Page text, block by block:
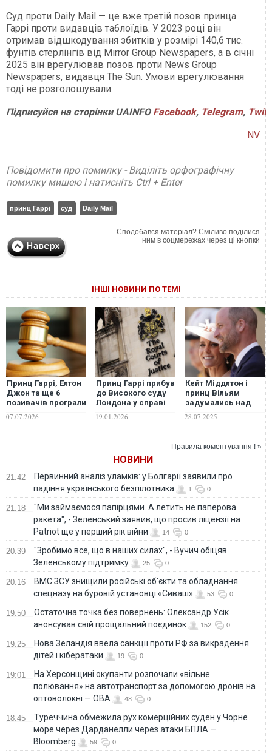
Суд проти Daily Mail — це вже третій позов принца
Гаррі проти видавців таблоїдів. У 2023 році він
отримав відшкодування збитків у розмірі 140,6 тис.
фунтів стерлінгів від Mirror Group Newspapers, а в січні
2025 він врегулював позов проти News Group
Newspapers, видавця The Sun. Умови врегулювання
тоді не розголошували.
ПідписуйсянасторінкиUAINFO Facebook, Telegram,
NV
Повідомити про помилку - Виділіть орфографічну
помилку мишею і натисніть Ctrl + Enter
принц Гаррі суд Daily Mail
Сподобався матеріал? Сміливо поділися
ним в соцмережах через ці кнопки
ІНШІ НОВИНИ ПО ТЕМІ
Принц Гаррі, Елтон
Джон та ще 6
позивачів програли
суд на 50 мільйонів
фунтів стерлінгів
07.07.2026
Принц Гаррі прибув
до Високого суду
Лондона у справі
проти видавця
Daily Mail
19.01.2026
Кейт Міддлтон і
принц Вільям
задумались над
зміною резиденції
– Daily Mail
28.07.2025
Правила коментування ! »
НОВИНИ
21:42
Первинний аналіз уламків: у Болгарії заявили про
падіння українського безпілотника
1 0
21:18
"Ми займаємося папірцями. А летить не паперова
ракета", - Зеленський заявив, що просив ліцензії на
Patriot ще у перший рік війни
14 0
20:39
"Зробимо все, що в наших силах", - Вучич обіцяв
Зеленському підтримку
25 0
20:16
ВМС ЗСУ знищили російські об'єкти та обладнання
спецназу на буровій установці «Сиваш»
53 0
19:50
Остаточна точка без повернень: Олександр Усік
анонсував свій прощальний поєдинок
152 0
19:25
Нова Зеландія ввела санкції проти РФ за викрадення
дітей і кібератаки
19 0
19:01
На Херсонщині окупанти розпочали «вільне
полювання» на автотранспорт за допомогою дронів на
оптоволокні — ОВА
48 0
18:45
Туреччина обмежила рух комерційних суден у Чорне
море через Дарданелли через атаки БПЛА —
Bloomberg
59 0